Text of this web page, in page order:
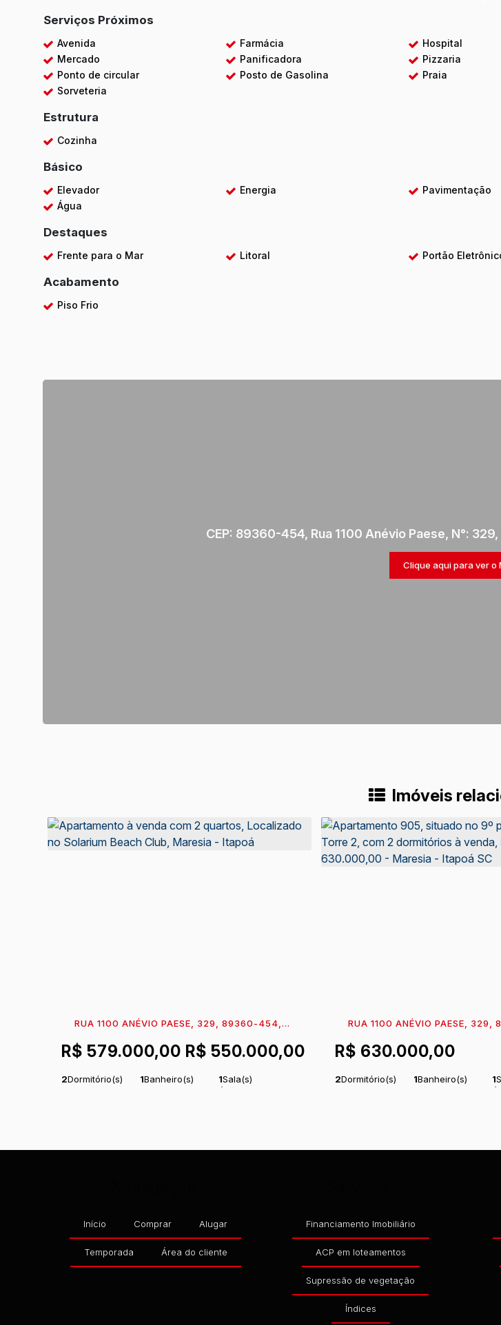
Serviços Próximos
Avenida Farmácia
Hospital
Mercado
Panificadora
Pizzaria
Ponto de circular
Posto de Gasolina
Praia
Sorveteria
Estrutura
Cozinha
Básico
Elevador Energia
Pavimentação
Água
Destaques
Frente para o Mar Litoral Portão
Acabamento
Piso Frio
CEP: 89360-454, Rua 1100 Anévio Paese, N°: 329,
Clique aqui para ver o
Imóveis
R$ 579.000,00 R$ 550.000,00
RUA 1100 ANÉVIO PAESE, 329, 89360-454,
2Dormitório(s) 1Banheiro(s) 1Sala(s)
R$ 630.000,00
RUA 1100 ANÉVIO PAESE, 329,
2Dormitório(s) 1Banheiro(s) 1
Início Comprar Alugar
Temporada Área do cliente
Financiamento Imobiliário
ACP em loteamentos
Supressão de vegetação
Índices